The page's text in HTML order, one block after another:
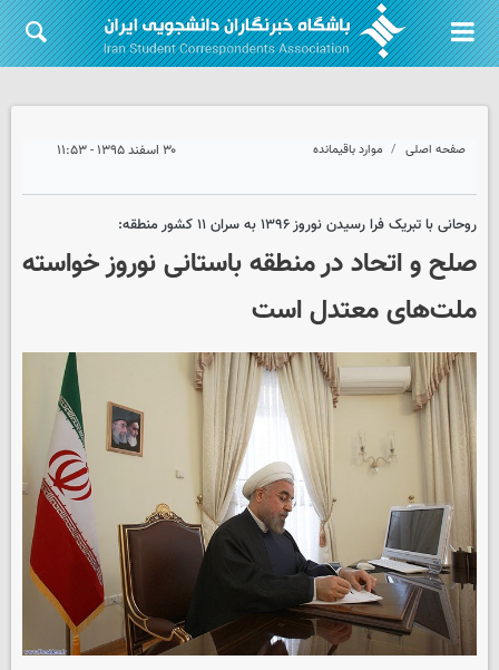
صفحه اصلی موارد باقیمانده ۳۰ اسفند ۱۳۹۵ - ۱۱:۵۳
روحانی با تبریک فرا رسیدن نوروز ۱۳۹۶ به سران ۱۱ کشور منطقه‎:
صلح و اتحاد در منطقه باستانی نوروز ‏خواسته
ملت‌های معتدل است